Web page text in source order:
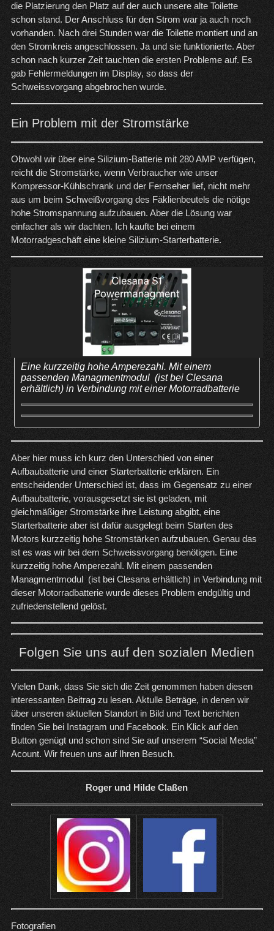
die Platzierung den Platz auf der auch unsere alte Toilette
schon stand. Der Anschluss für den Strom war ja auch noch
vorhanden. Nach drei Stunden war die Toilette montiert und an
den Stromkreis angeschlossen. Ja und sie funktionierte. Aber
schon nach kurzer Zeit tauchten die ersten Probleme auf. Es
gab Fehlermeldungen im Display, so dass der
Schweissvorgang abgebrochen wurde.
Ein Problem mit der Stromstärke
Obwohl wir über eine Silizium-Batterie mit 280 AMP verfügen,
reicht die Stromstärke, wenn Verbraucher wie unser
Kompressor-Kühlschrank und der Fernseher lief, nicht mehr
aus um beim Schweißvorgang des Fäklienbeutels die nötige
hohe Stromspannung aufzubauen. Aber die Lösung war
einfacher als wir dachten. Ich kaufte bei einem
Motorradgeschäft eine kleine Silizium-Starterbatterie.
Eine kurzzeitig hohe Amperezahl. Mit einem
passenden Managmentmodul (ist bei Clesana
erhältlich) in Verbindung mit einer Motorradbatterie
Aber hier muss ich kurz den Unterschied von einer
Aufbaubatterie und einer Starterbatterie erklären. Ein
entscheidender Unterschied ist, dass im Gegensatz zu einer
Aufbaubatterie, vorausgesetzt sie ist geladen, mit
gleichmäßiger Stromstärke ihre Leistung abgibt, eine
Starterbatterie aber ist dafür ausgelegt beim Starten des
Motors kurzzeitig hohe Stromstärken aufzubauen. Genau das
ist es was wir bei dem Schweissvorgang benötigen. Eine
kurzzeitig hohe Amperezahl. Mit einem passenden
Managmentmodul (ist bei Clesana erhältlich) in Verbindung mit
dieser Motorradbatterie wurde dieses Problem endgültig und
zufriedenstellend gelöst.
Folgen Sie uns auf den sozialen Medien
Vielen Dank, dass Sie sich die Zeit genommen haben diesen
interessanten Beitrag zu lesen. Aktulle Beträge, in denen wir
über unseren aktuellen Standort in Bild und Text berichten
finden Sie bei Instagram und Facebook. Ein Klick auf den
Button genügt und schon sind Sie auf unserem “Social Media”
Acount. Wir freuen uns auf Ihren Besuch.
Roger und Hilde Claßen
Fotografien